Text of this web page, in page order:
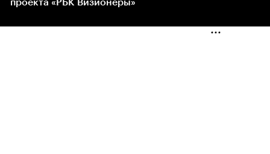
проекта «РБК Визионеры»
ㅤㅤㅤㅤㅤ